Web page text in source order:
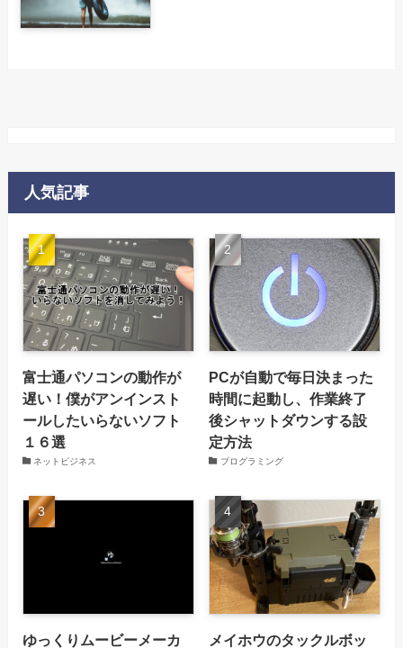
人気記事
富士通パソコンの動作が
遅い！僕がアンインスト
ールしたいらないソフト
１６選
ネットビジネス
PCが自動で毎日決まった
時間に起動し、作業終了
後シャットダウンする設
定方法
プログラミング
ゆっくりムービーメーカ
メイホウのタックルボッ